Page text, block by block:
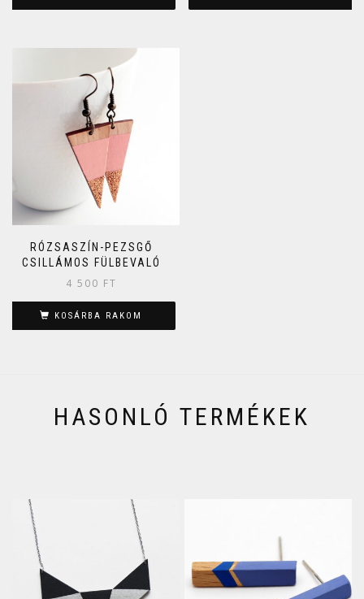
RÓZSASZÍN-PEZSGŐ
CSILLÁMOS FÜLBEVALÓ
4 500 FT
KOSÁRBA RAKOM
HASONLÓ TERMÉKEK